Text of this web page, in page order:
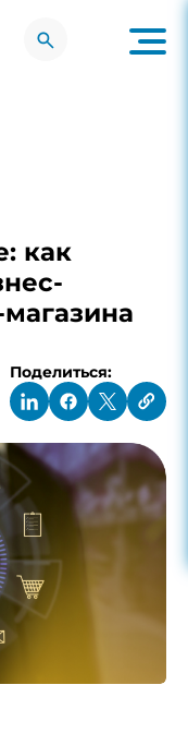
как
Поделиться: